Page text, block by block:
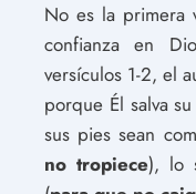
No es la primera
confianza en
versículos 1-2, el
porque Él salva
sus pies sean
no tropiece), lo